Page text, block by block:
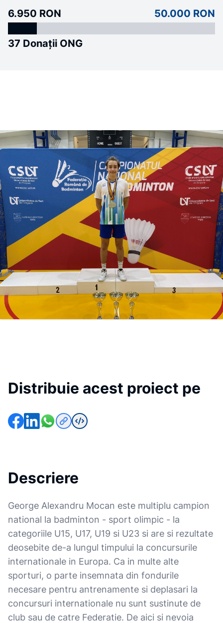
6.950 RON 50.000 RON
37 Donații ONG
Distribuie acest proiect pe
Descriere
George Alexandru Mocan este multiplu campion
national la badminton - sport olimpic - la
categoriile U15, U17, U19 si U23 si are si rezultate
deosebite de-a lungul timpului la concursurile
internationale in Europa. Ca in multe alte
sporturi, o parte insemnata din fondurile
necesare pentru antrenamente si deplasari la
concursuri internationale nu sunt sustinute de
club sau de catre Federatie. De aici si nevoia